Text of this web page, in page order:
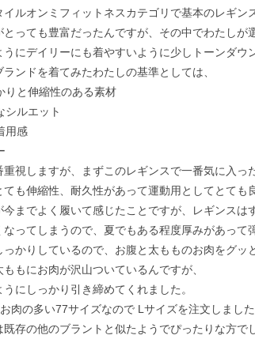
イルオンミフィットネスカテゴリで基本のレギン
とっても豊富だったんですが、その中でわたしが
うにデイリーにも着やすいように少しトーンダウ
ランドを着てみたわたしの基準としては、
りと伸縮性のある素材
シルエット
用感
重視しますが、まずこのレギンスで一番気に入っ
ても伸縮性、耐久性があって運動用としてとても
今までよく履いて感じたことですが、レギンスは
なってしまうので、夏でもある程度厚みがあって
っかりしているので、お腹と太もものお肉をグッ
ももにお肉が沢山ついているんですが、
にしっかり引き締めてくれました。
肉の多い77サイズなので Lサイズを注文しました
既存の他のブラントと似たようでぴったりな方で